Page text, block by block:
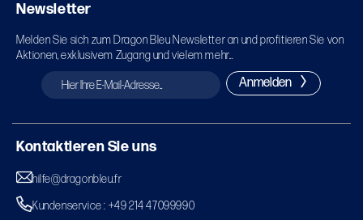
Newsletter
Melden Sie sich zum Dragon Bleu Newsletter an und profitieren Sie von
Aktionen, exklusivem Zugang und vielem mehr...
Anmelden
Kontaktieren Sie uns
hilfe@dragonbleu.fr
Kundenservice : +49 214 47099990